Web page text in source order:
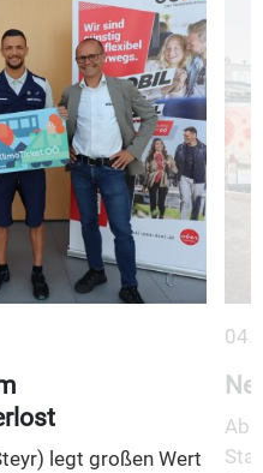
legt großen Wert
Ab